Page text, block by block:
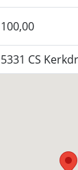
100,00
5331 CS